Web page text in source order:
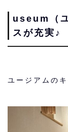
useum（
スが充実♪
ユージアムの